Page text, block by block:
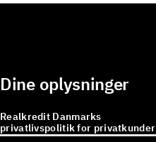
Dine oplysninger
Realkredit Danmarks
privatlivspolitik for privatkunder